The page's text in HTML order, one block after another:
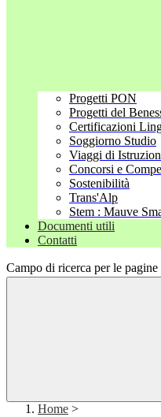
Progetti PON
Progetti del
Certificazioni
Soggiorno Studio
Viaggi di
Concorsi e
Sostenibilità
Trans'Alp
Stem : Mauve
Documenti utili
Contatti
Campo di ricerca per le pagine
Home >